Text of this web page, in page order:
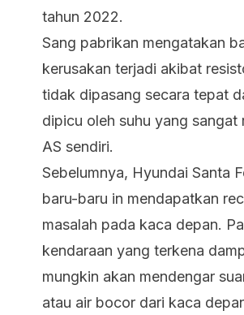
tahun 2022.
Sang pabrikan mengatakan
kerusakan terjadi akibat
tidak dipasang secara tepat
dipicu oleh suhu yang sangat
AS sendiri.
Sebelumnya, Hyundai Santa
baru-baru in mendapatkan
masalah pada kaca depan.
kendaraan yang terkena
mungkin akan mendengar
atau air bocor dari kaca